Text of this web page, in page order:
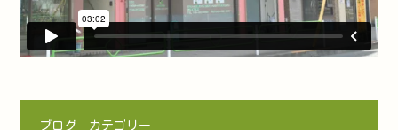
ブログ カテゴリー